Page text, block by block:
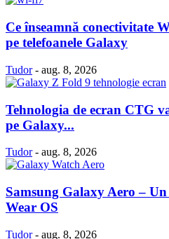
Ce înseamnă conectivitate
pe telefoanele Galaxy
Tudor - aug. 8, 2026
Tehnologia de ecran CTG
pe Galaxy...
Tudor - aug. 8, 2026
Samsung Galaxy Aero –
Wear OS
Tudor - aug. 8, 2026